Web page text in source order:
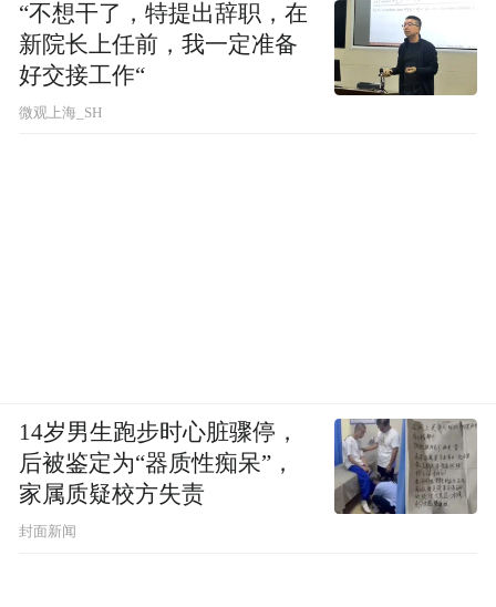
“不想干了，特提出辞职，在
新院长上任前，我一定准备
好交接工作“
微观上海_SH
14岁男生跑步时心脏骤停，
后被鉴定为“器质性痴呆”，
家属质疑校方失责
封面新闻